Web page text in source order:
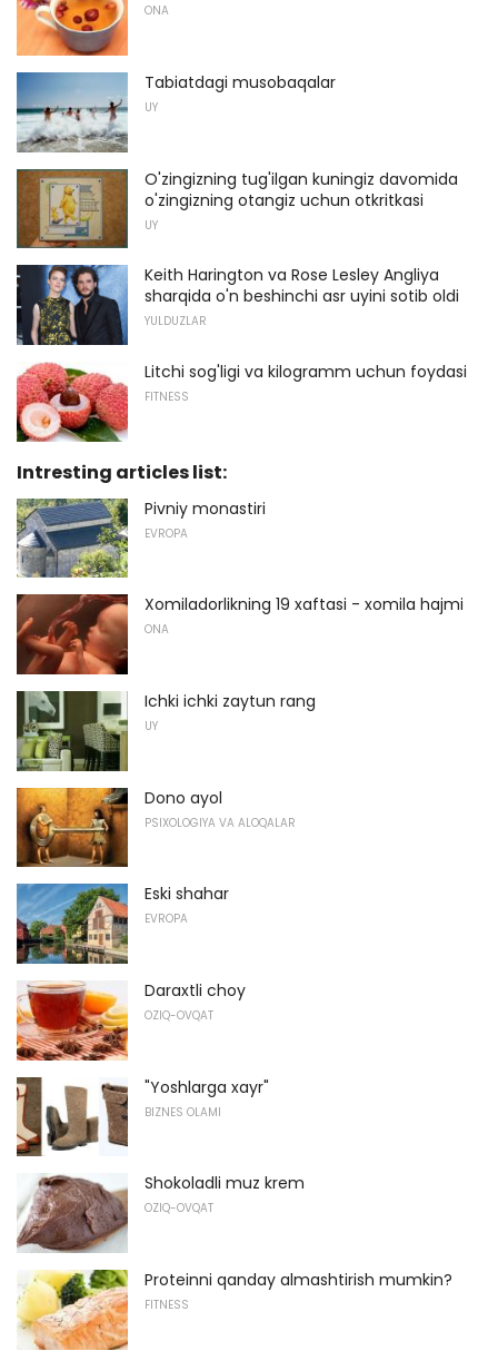
ONA
Tabiatdagi musobaqalar
UY
O'zingizning tug'ilgan kuningiz davomida
o'zingizning otangiz uchun otkritkasi
UY
Keith Harington va Rose Lesley Angliya
sharqida o'n beshinchi asr uyini sotib oldi
YULDUZLAR
Litchi sog'ligi va kilogramm uchun foydasi
FITNESS
Intresting articles list:
Pivniy monastiri
EVROPA
Xomiladorlikning 19 xaftasi - xomila hajmi
ONA
Ichki ichki zaytun rang
UY
Dono ayol
PSIXOLOGIYA VA ALOQALAR
Eski shahar
EVROPA
Daraxtli choy
OZIQ-OVQAT
"Yoshlarga xayr"
BIZNES OLAMI
Shokoladli muz krem
OZIQ-OVQAT
Proteinni qanday almashtirish mumkin?
FITNESS